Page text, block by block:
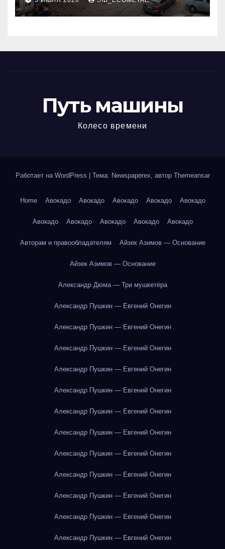
МКАД
Путь машины
Колесо времени
Работает на WordPress Тема: Newspaperex, автор Themeansar
Home Авокадо Авокадо Авокадо Авокадо Авокадо
Авокадо Авокадо Авокадо Авокадо Авокадо
Авторам и правообладателям Айзек Азимов — Основание
Айзек Азимов — Основание
Александр Дюма — Три мушкетёра
Александр Пушкин — Евгений Онегин
Александр Пушкин — Евгений Онегин
Александр Пушкин — Евгений Онегин
Александр Пушкин — Евгений Онегин
Александр Пушкин — Евгений Онегин
Александр Пушкин — Евгений Онегин
Александр Пушкин — Евгений Онегин
Александр Пушкин — Евгений Онегин
Александр Пушкин — Евгений Онегин
Александр Пушкин — Евгений Онегин
Александр Пушкин — Евгений Онегин
Александр Пушкин — Евгений Онегин